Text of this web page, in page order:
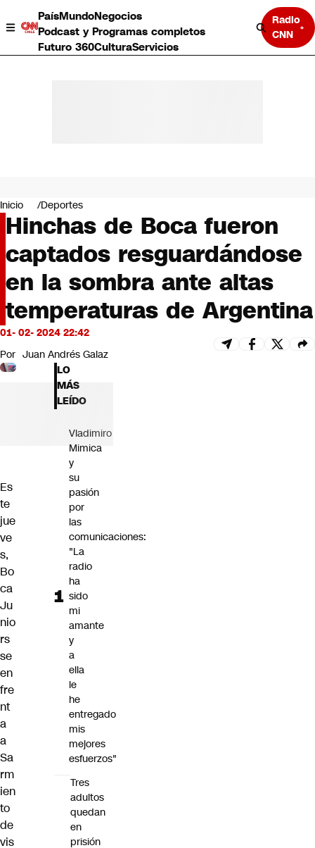
PaísMundoNegocios
Podcast y Programas completos
Futuro 360CulturaServicios
Radio
CNN
Negocios
Deportes
Programas completos
Cultura
Servicios
Bits
CNN tiempo
Futuro 360
Inicio Deportes
Hinchas de Boca fueron
captados resguardándose
en la sombra ante altas
temperaturas de Argentina
01- 02- 2024 22:42
Por Juan Andrés Galaz
Es
te
jue
ve
s,
Bo
ca
Ju
nio
rs
se
en
fre
nt
a
a
Sa
rm
ien
to
de
vis
LO
MÁS
LEÍDO
Vladimiro
Mimica
y
su
pasión
por
las
comunicaciones:
"La
radio
ha
sido
mi
amante
y
a
ella
le
he
entregado
mis
mejores
esfuerzos"
Tres
adultos
quedan
en
prisión